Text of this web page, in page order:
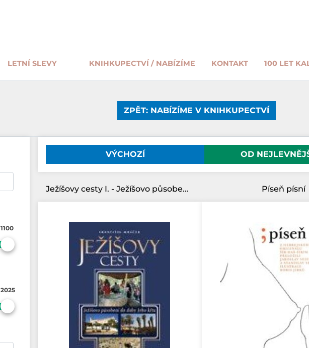
LETNÍ SLEVY KNIHKUPECTVÍ / NABÍZÍME KONTAKT 100 LET
ZPĚT: NABÍZÍME V KNIHKUPECTVÍ
1100
2025
VÝCHOZÍ OD
Ježíšovy cesty I. - Ježíšovo působení do doby Jeho křtu Píseň písní